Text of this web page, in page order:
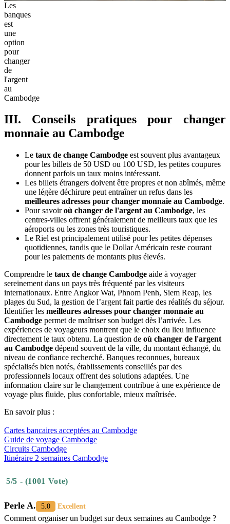
Les
banques
est
une
option
pour
changer
de
l'argent
au
Cambodge
III. Conseils pratiques pour changer
monnaie au Cambodge
Le taux de change Cambodge est souvent plus avantageux
pour les billets de 50 USD ou 100 USD, les petites coupures
donnent parfois un taux moins intéressant.
Les billets étrangers doivent être propres et non abîmés, même
une légère déchirure peut entraîner un refus dans les
meilleures adresses pour changer monnaie au Cambodge.
Pour savoiroù changer de l'argent au Cambodge, les
centres-villes offrent généralement de meilleurs taux que les
aéroports ou les zones très touristiques.
Le Riel est principalement utilisé pour les petites dépenses
quotidiennes, tandis que le Dollar Américain reste courant
pour les paiements de montants plus élevés.
Comprendre le taux de change Cambodge aide à voyager
sereinement dans un pays très fréquenté par les visiteurs
internationaux. Entre Angkor Wat, Phnom Penh, Siem Reap, les
plages du Sud, la gestion de l’argent fait partie des réalités du séjour.
Identifier les meilleures adresses pour changer monnaie au
Cambodge permet de maîtriser son budget dès l’arrivée. Les
expériences de voyageurs montrent que le choix du lieu influence
directement le taux obtenu. La question de où changer de l'argent
au Cambodge dépend souvent de la ville, du montant échangé, du
niveau de confiance recherché. Banques reconnues, bureaux
spécialisés bien notés, établissements conseillés par des
professionnels locaux offrent des solutions adaptées. Une
information claire sur le changement contribue à une expérience de
voyage plus fluide, plus confortable, mieux maîtrisée.
En savoir plus :
Cartes bancaires acceptées au Cambodge
Guide de voyage Cambodge
Circuits Cambodge
Itinéraire 2 semaines Cambodge
5/5 - (1001 Vote)
Perle A. 5.0 Excellent
Comment organiser un budget sur deux semaines au Cambodge ?